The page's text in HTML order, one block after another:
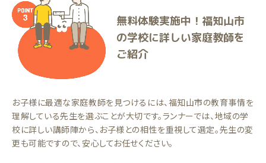
無料体験実施中！福知山市
の学校に詳しい家庭教師を
ご紹介
お子様に最適な家庭教師を見つけるには、福知山市の教育事情を
理解している先生を選ぶことが大切です。ランナーでは、地域の学
校に詳しい講師陣から、お子様との相性を重視して選定。先生の変
更も可能ですので、安心してお任せください。